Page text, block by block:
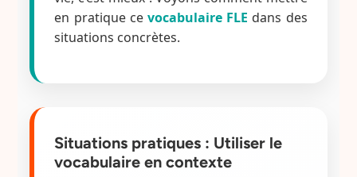
en pratique ce vocabulaire FLE dans des
situations concrètes.
Situations pratiques : Utiliser le
vocabulaire en contexte